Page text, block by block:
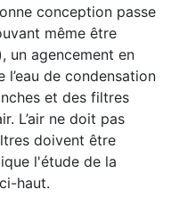
conception passe
même être
un agencement en
l’eau de condensation
et des filtres
L’air ne doit pas
doivent être
l'étude de la
haut.